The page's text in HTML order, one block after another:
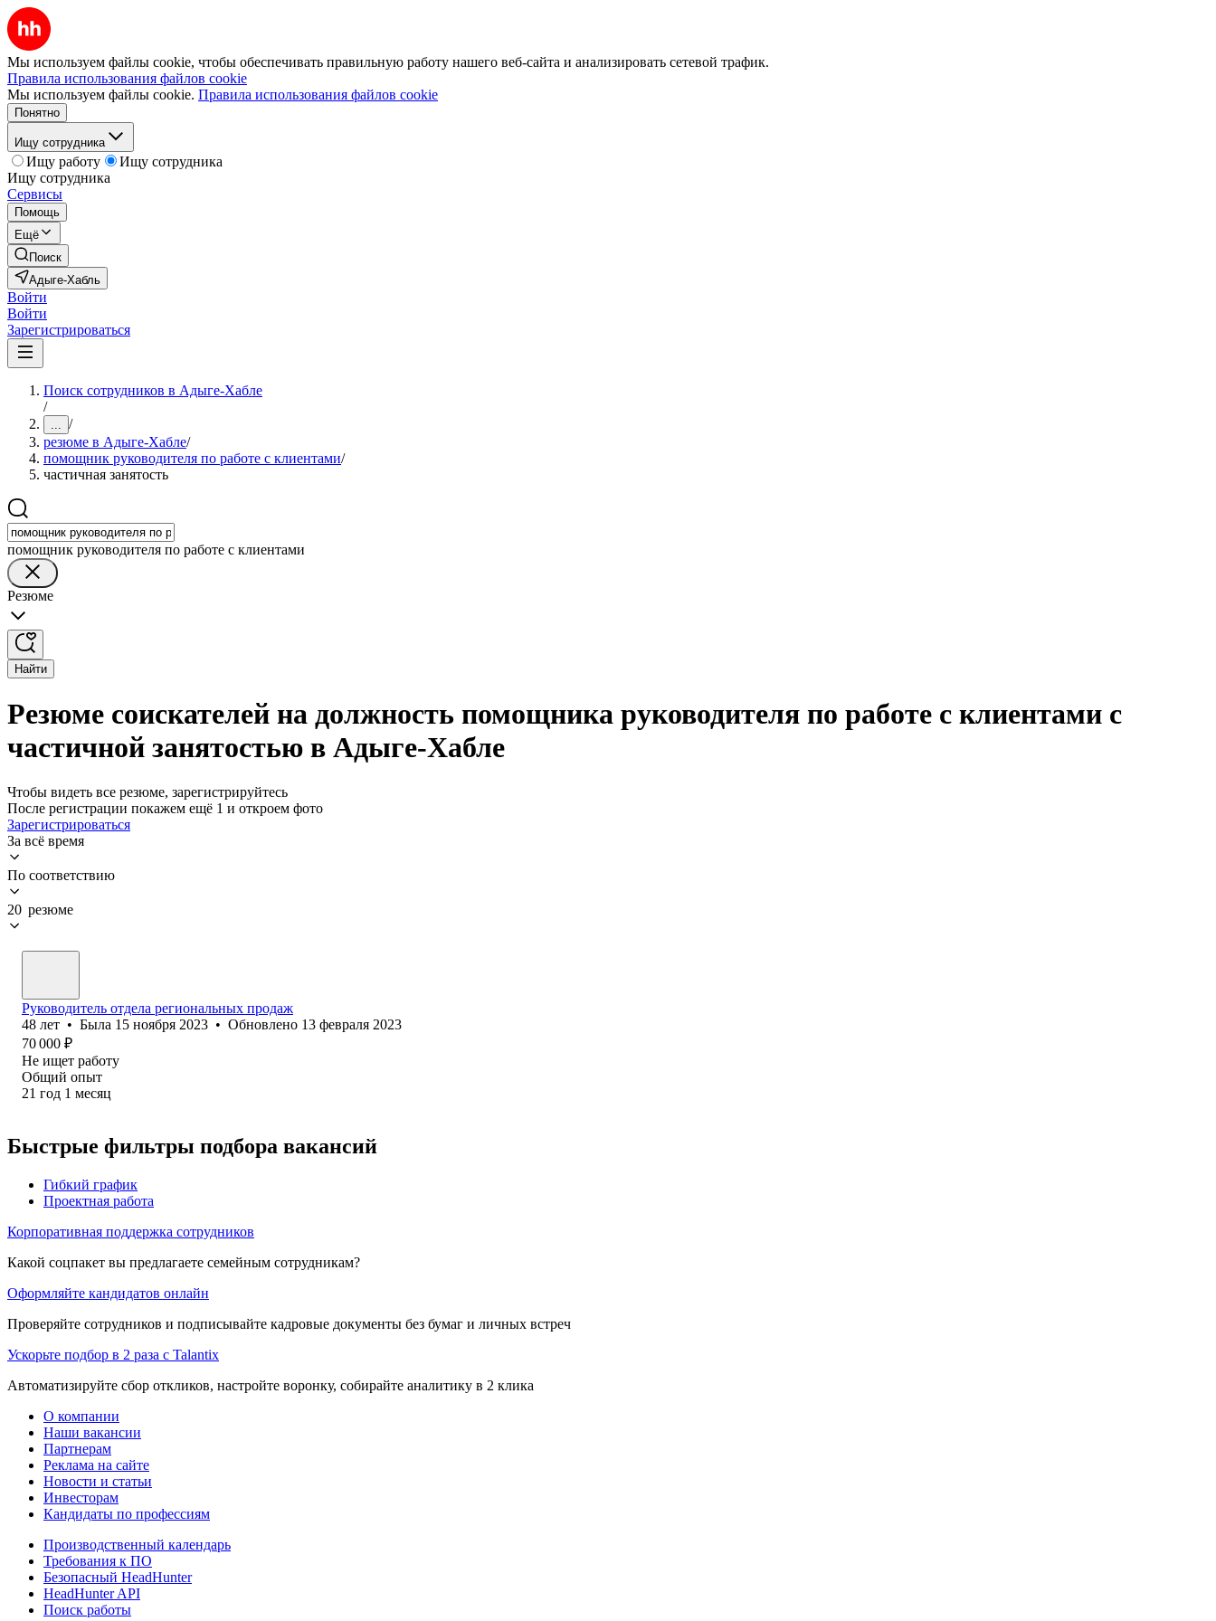
Мы используем файлы cookie, чтобы обеспечивать правильную работу нашего веб-сайта и анализировать сетевой трафик.
Правила использования файлов cookie
Мы используем файлы cookie. Правила использования файлов cookie
Понятно
Ищу сотрудника
Ищу работу
Ищу сотрудника
Ищу сотрудника
Сервисы
Помощь
Ещё
Поиск
Адыге-Хабль
Войти
Войти
Зарегистрироваться
Поиск сотрудников в Адыге-Хабле
/
... /
резюме в Адыге-Хабле/
помощник руководителя по работе с клиентами/
частичная занятость
помощник руководителя по работе с клиентами
Резюме
Найти
Резюме соискателей на должность помощника руководителя по работе с клиентами с
частичной занятостью в Адыге-Хабле
Чтобы видеть все резюме, зарегистрируйтесь
После регистрации покажем ещё 1 и откроем фото
Зарегистрироваться
За всё время
По соответствию
20 резюме
Руководитель отдела региональных продаж
48 лет • Была 15 ноября 2023 • Обновлено 13 февраля 2023
70 000 ₽
Не ищет работу
Общий опыт
21 год 1 месяц
Быстрые фильтры подбора вакансий
Гибкий график
Проектная работа
Корпоративная поддержка сотрудников
Какой соцпакет вы предлагаете семейным сотрудникам?
Оформляйте кандидатов онлайн
Проверяйте сотрудников и подписывайте кадровые документы без бумаг и личных встреч
Ускорьте подбор в 2 раза с Talantix
Автоматизируйте сбор откликов, настройте воронку, собирайте аналитику в 2 клика
О компании
Наши вакансии
Партнерам
Реклама на сайте
Новости и статьи
Инвесторам
Кандидаты по профессиям
Производственный календарь
Требования к ПО
Безопасный HeadHunter
HeadHunter API
Поиск работы